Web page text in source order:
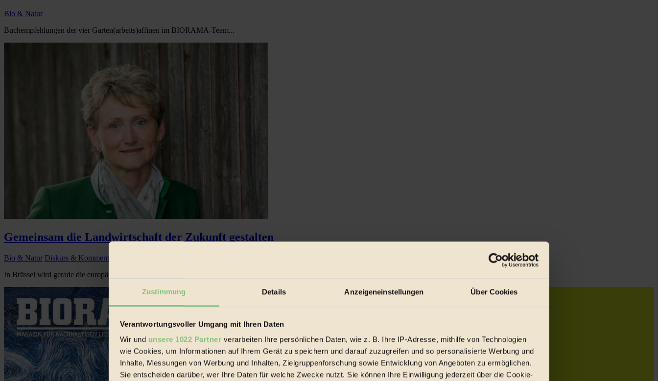
Zustimmung Details Anzeigeneinstellungen Über Cookies
Verantwortungsvoller Umgang mit Ihren Daten
Wir und unsere 1022 Partner verarbeiten Ihre persönlichen Daten, wie z. B. Ihre IP-Adresse, mithilfe von Technologien
wie Cookies, um Informationen auf Ihrem Gerät zu speichern und darauf zuzugreifen und so personalisierte Werbung und
Inhalte, Messungen von Werbung und Inhalten, Zielgruppenforschung sowie Entwicklung von Angeboten zu ermöglichen.
Sie entscheiden darüber, wer Ihre Daten für welche Zwecke nutzt. Sie können Ihre Einwilligung jederzeit über die Cookie-
Bio & Natur
Buchempfehlungen der vier Garten(arbeits)affinen im BIORAMA-Team...
Gemeinsam die Landwirtschaft der Zukunft gestalten
Bio & Natur Diskurs & Kommentar
In Brüssel wird gerade die europäische Agrarpolitik nach 2020 debattiert...